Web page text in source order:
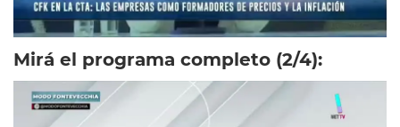
Mirá el programa completo (2/4):